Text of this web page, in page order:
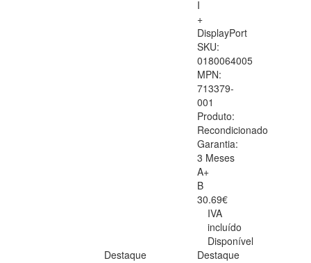
I
+
DisplayPort
SKU:
0180064005
MPN:
713379-
001
Produto:
Recondicionado
Garantia:
3 Meses
A+
B
30.69€
IVA
incluído
Disponível
Destaque
Destaque